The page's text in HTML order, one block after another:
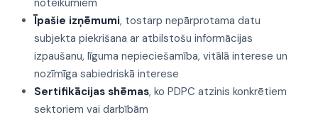
noteikumiem
Īpašie izņēmumi, tostarp nepārprotama datu
subjekta piekrišana ar atbilstošu informācijas
izpaušanu, līguma nepieciešamība, vitālā interese un
nozīmīga sabiedriskā interese
Sertifikācijas shēmas, ko PDPC atzinis konkrētiem
sektoriem vai darbībām